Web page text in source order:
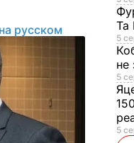
русском
Та
5
не
5
5